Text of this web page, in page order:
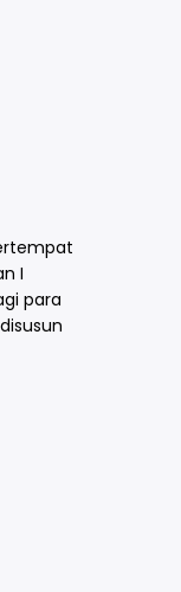
I
para